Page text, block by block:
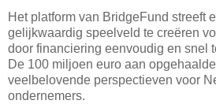
Het platform van BridgeFund streeft
gelijkwaardig speelveld te creëren
door financiering eenvoudig en snel
De 100 miljoen euro aan
veelbelovende perspectieven voor
ondernemers.